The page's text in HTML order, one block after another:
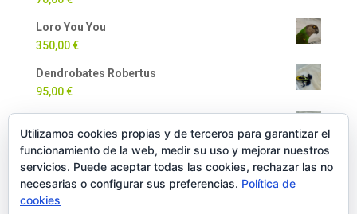
Loro You You
350,00€
Dendrobates Robertus
95,00€
90,00€
Milpiés Gigante
35,00€
Utilizamos cookies propias y de terceros para garantizar el
funcionamiento de la web, medir su uso y mejorar nuestros
servicios. Puede aceptar todas las cookies, rechazar las no
necesarias o configurar sus preferencias. Política de
cookies